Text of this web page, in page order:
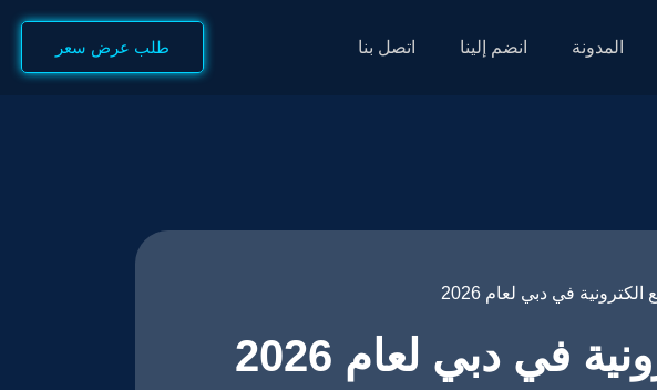
المدونة انضم إلينا اتصل بنا طلب عرض سعر
في دبي​ لعام 2026
في دبي​ لعام 2026